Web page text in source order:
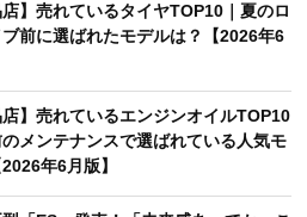
店】売れているタイヤTOP10｜夏のロ
前に選ばれたモデルは？【2026年6
店】売れているエンジンオイルTOP10
のメンテナンスで選ばれている人気モ
年6月版】